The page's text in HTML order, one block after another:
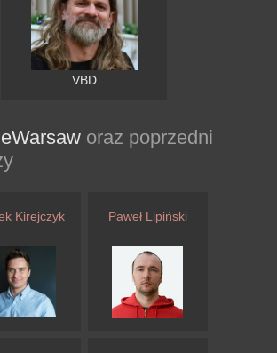
VBD
oraz poprzedni
Kirejczyk Paweł Lipiński